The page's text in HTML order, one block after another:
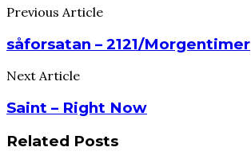
Previous Article
såforsatan – 2121/Morgentimer
Next Article
Saint – Right Now
Related Posts